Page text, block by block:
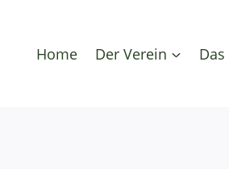
Home Der Verein